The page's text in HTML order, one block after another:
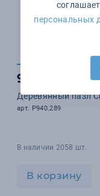
912 ₽
Деревянный пазл
арт. P940.289
В наличии 2058 шт.
В корзину
персональных